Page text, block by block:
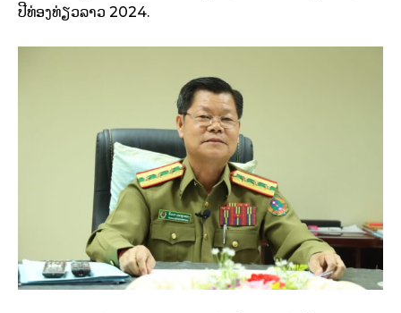
ປີທ່ອງທ່ຽວລາວ 2024.